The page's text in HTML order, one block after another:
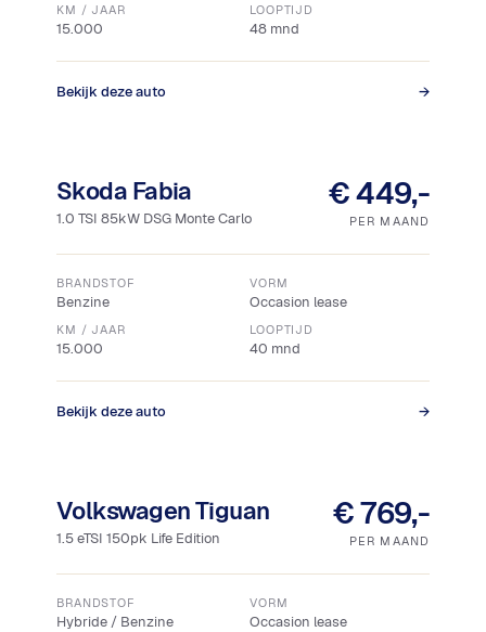
KM / JAAR
15.000
LOOPTIJD
48 mnd
Bekijk deze auto →
Skoda Fabia
1.0 TSI 85kW DSG Monte Carlo
€ 449,-
PER MAAND
BRANDSTOF
Benzine
VORM
Occasion lease
KM / JAAR
15.000
LOOPTIJD
40 mnd
Bekijk deze auto →
Volkswagen Tiguan
1.5 eTSI 150pk Life Edition
€ 769,-
PER MAAND
BRANDSTOF
Hybride / Benzine
VORM
Occasion lease